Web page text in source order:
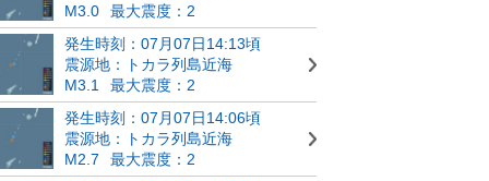
M3.0
最大震度：2
発生時刻：07月07日14:13頃
震源地：トカラ列島近海
M3.1
最大震度：2
発生時刻：07月07日14:06頃
震源地：トカラ列島近海
M2.7
最大震度：2